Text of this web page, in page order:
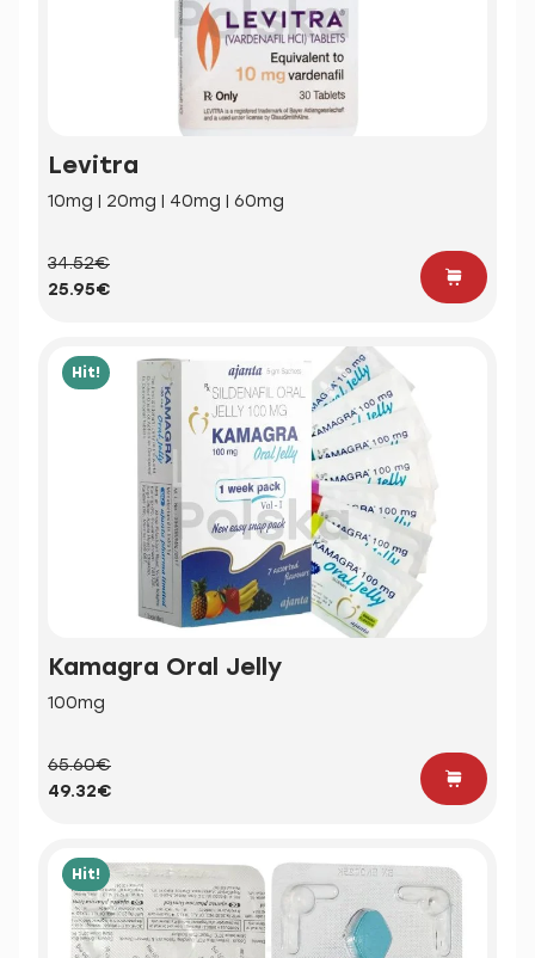
Levitra
10mg | 20mg | 40mg | 60mg
34.52€
25.95€
Hit!
Kamagra Oral Jelly
100mg
65.60€
49.32€
Hit!